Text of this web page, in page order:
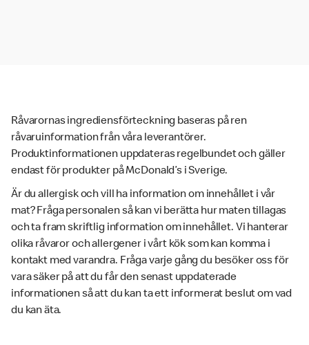
Råvarornas ingrediensförteckning baseras på ren
råvaruinformation från våra leverantörer.
Produktinformationen uppdateras regelbundet och gäller
endast för produkter på McDonald’s i Sverige.
Är du allergisk och vill ha information om innehållet i vår
mat? Fråga personalen så kan vi berätta hur maten tillagas
och ta fram skriftlig information om innehållet. Vi hanterar
olika råvaror och allergener i vårt kök som kan komma i
kontakt med varandra. Fråga varje gång du besöker oss för
vara säker på att du får den senast uppdaterade
informationen så att du kan ta ett informerat beslut om vad
du kan äta.